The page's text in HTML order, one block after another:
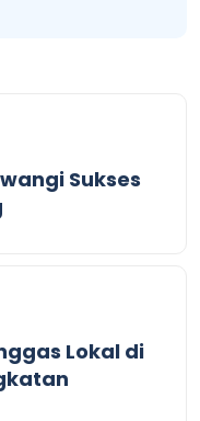
Sukses
Lokal di